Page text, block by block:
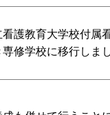
護教育大学校付属
修学校に移行しまし